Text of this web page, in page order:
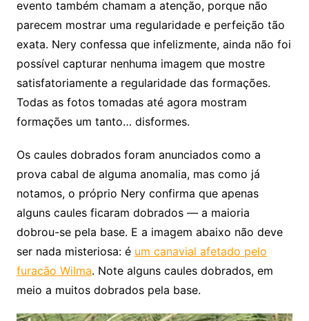
evento também chamam a atenção, porque não
parecem mostrar uma regularidade e perfeição tão
exata. Nery confessa que infelizmente, ainda não foi
possível capturar nenhuma imagem que mostre
satisfatoriamente a regularidade das formações.
Todas as fotos tomadas até agora mostram
formações um tanto… disformes.
Os caules dobrados foram anunciados como a
prova cabal de alguma anomalia, mas como já
notamos, o próprio Nery confirma que apenas
alguns caules ficaram dobrados — a maioria
dobrou-se pela base. E a imagem abaixo não deve
ser nada misteriosa: é um canavial afetado pelo
furacão Wilma. Note alguns caules dobrados, em
meio a muitos dobrados pela base.